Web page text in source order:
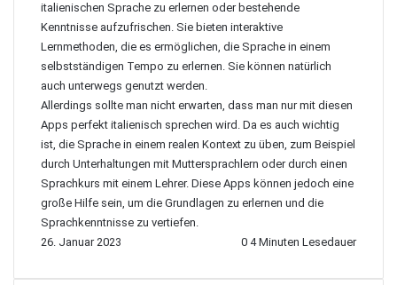
italienischen Sprache zu erlernen oder bestehende
Kenntnisse aufzufrischen. Sie bieten interaktive
Lernmethoden, die es ermöglichen, die Sprache in einem
selbstständigen Tempo zu erlernen. Sie können natürlich
auch unterwegs genutzt werden.
Allerdings sollte man nicht erwarten, dass man nur mit diesen
Apps perfekt italienisch sprechen wird. Da es auch wichtig
ist, die Sprache in einem realen Kontext zu üben, zum Beispiel
durch Unterhaltungen mit Muttersprachlern oder durch einen
Sprachkurs mit einem Lehrer. Diese Apps können jedoch eine
große Hilfe sein, um die Grundlagen zu erlernen und die
Sprachkenntnisse zu vertiefen.
26. Januar 2023
0 4 Minuten Lesedauer